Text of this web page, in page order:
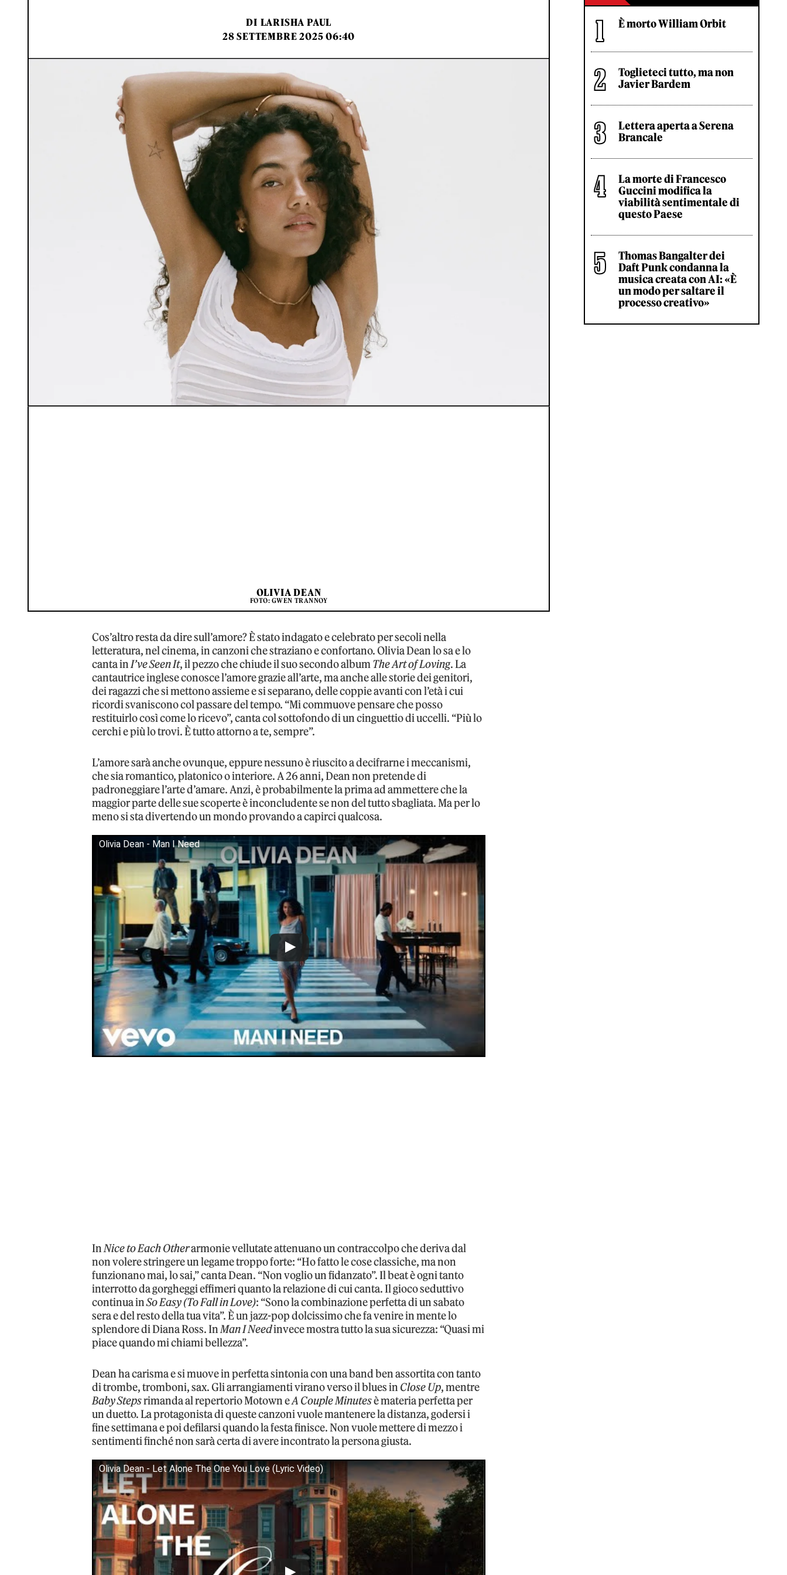
DI LARISHA PAUL
28 SETTEMBRE 2025 06:40
OLIVIA DEAN
FOTO: GWEN TRANNOY
Cos’altro resta da dire sull’amore? È stato indagato e celebrato per secoli nella
letteratura, nel cinema, in canzoni che straziano e confortano. Olivia Dean lo sa e lo
canta inI’ve Seen It, il pezzo che chiude il suo secondo albumThe Art of Loving. La
cantautrice inglese conosce l’amore grazie all’arte, ma anche alle storie dei genitori,
dei ragazzi che si mettono assieme e si separano, delle coppie avanti con l’età i cui
ricordi svaniscono col passare del tempo. “Mi commuove pensare che posso
restituirlo così come lo ricevo”, canta col sottofondo di un cinguettio di uccelli. “Più lo
cerchi e più lo trovi. È tutto attorno a te, sempre”.
L’amore sarà anche ovunque, eppure nessuno è riuscito a decifrarne i meccanismi,
che sia romantico, platonico o interiore. A 26 anni, Dean non pretende di
padroneggiare l’arte d’amare. Anzi, è probabilmente la prima ad ammettere che la
maggior parte delle sue scoperte è inconcludente se non del tutto sbagliata. Ma per lo
meno si sta divertendo un mondo provando a capirci qualcosa.
Olivia Dean - Man I Need
InNice to Each Otherarmonie vellutate attenuano un contraccolpo che deriva dal
non volere stringere un legame troppo forte: “Ho fatto le cose classiche, ma non
funzionano mai, lo sai,” canta Dean. “Non voglio un fidanzato”. Il beat è ogni tanto
interrotto da gorgheggi effimeri quanto la relazione di cui canta. Il gioco seduttivo
continua inSo Easy (To Fall in Love): “Sono la combinazione perfetta di un sabato
sera e del resto della tua vita”. È un jazz-pop dolcissimo che fa venire in mente lo
splendore di Diana Ross. InMan I Needinvece mostra tutto la sua sicurezza: “Quasi mi
piace quando mi chiami bellezza”.
Dean ha carisma e si muove in perfetta sintonia con una band ben assortita con tanto
di trombe, tromboni, sax. Gli arrangiamenti virano verso il blues in Close Up, mentre
Baby Stepsrimanda al repertorio Motown eA Couple Minutesè materia perfetta per
un duetto. La protagonista di queste canzoni vuole mantenere la distanza, godersi i
fine settimana e poi defilarsi quando la festa finisce. Non vuole mettere di mezzo i
sentimenti finché non sarà certa di avere incontrato la persona giusta.
Olivia Dean - Let Alone The One You Love (Lyric Video)
È morto William Orbit
Toglieteci tutto, ma non
Javier Bardem
Lettera aperta a Serena
Brancale
La morte di Francesco
Guccini modifica la
viabilità sentimentale di
questo Paese
Thomas Bangalter dei
Daft Punk condanna la
musica creata con AI: «È
un modo per saltare il
processo creativo»